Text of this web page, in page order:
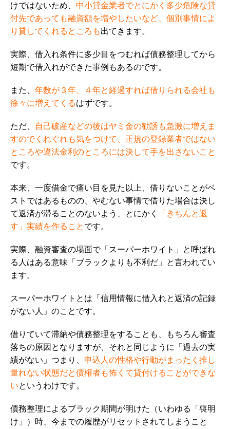
けではないため、 中小貸金業者でとにかく多少危険な貸
付先であっても融資額を増やしたいなど、個別事情によ
り貸してくれるところも出てきます。
実際、借入れ条件に多少目をつむれば債務整理してから
短期で借入れができた事例もあるのです。
また、 年数が３年、４年と経過すれば借りられる会社も
徐々に増えてくるはずです。
ただ、
自己破産などの後はヤミ金の勧誘も急激に増えま
すのでくれぐれも気をつけて、 正規の登録業者ではない
ところや違法金利のところには決して手を出さないこと
です。
本来、一度借金で痛い目を見た以上、借りないことがベ
ストではあるものの、やむない事情で借りた場合は決し
て返済が滞ることのないよう、とにかく
「きちんと返
す」実績を作ること です。
実際、融資審査の場面で「スーパーホワイト」と呼ばれ
る人はある意味「ブラックよりも不利だ」と言われてい
ます。
スーパーホワイトとは「信用情報に借入れと返済の記録
がない人」のことです。
借りていて滞納や債務整理をすることも、もちろん審査
落ちの原因となりますが、それと同じように「過去の実
績がない」つまり、 申込人の性格や行動がまったく推し
量れない状態だと債権者も怖くて貸付けることができな
いというわけです。
債務整理によるブラック期間が明けた（いわゆる「喪明
け」）時、今までの履歴がリセットされてしまうこと